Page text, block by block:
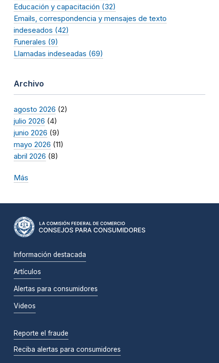
Educación y capacitación (32)
Emails, correspondencia y mensajes de texto
indeseados (42)
Funerales (9)
Llamadas indeseadas (69)
Archivo
agosto 2026 (2)
julio 2026 (4)
junio 2026 (9)
mayo 2026 (11)
abril 2026 (8)
Más
Información destacada
Artículos
Alertas para consumidores
Videos
Reporte el fraude
Reciba alertas para consumidores